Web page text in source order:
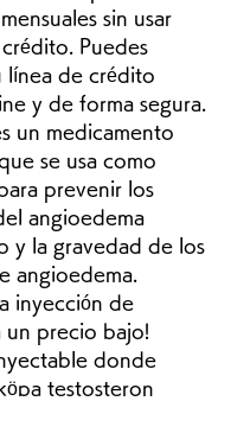
sin usar
Puedes
línea de crédito
y de forma segura.
un medicamento
se usa como
prevenir los
angioedema
y la gravedad de los
angioedema.
inyección de
un precio bajo!
donde
testosteron